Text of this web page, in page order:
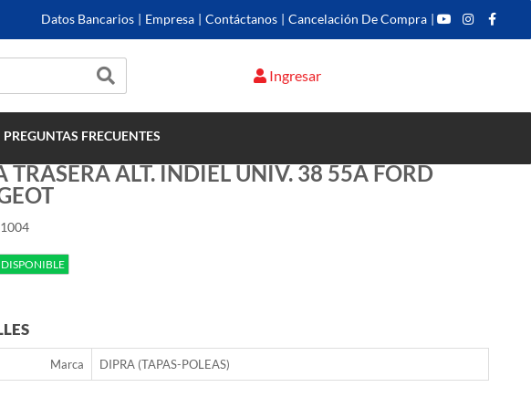
Datos Bancarios | Empresa | Contáctanos | Cancelación De Compra |
Ingresar
PREGUNTAS FRECUENTES
TRASERA ALT. INDIEL UNIV. 38 55A FORD
DISPONIBLE
Marca DIPRA (TAPAS-POLEAS)